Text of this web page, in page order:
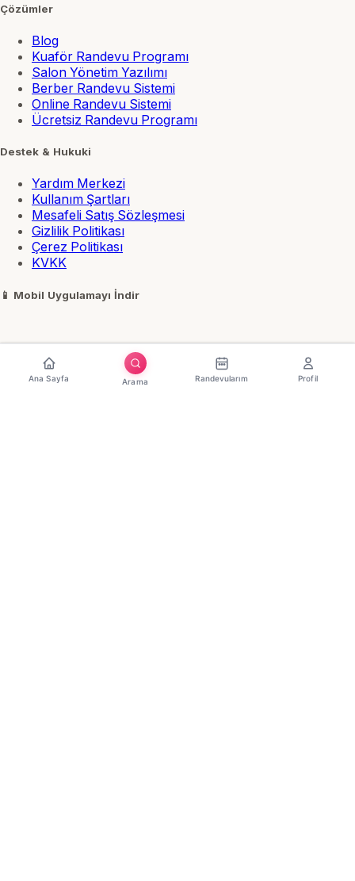
Çözümler
Blog
Kuaför Randevu Programı
Salon Yönetim Yazılımı
Berber Randevu Sistemi
Online Randevu Sistemi
Ücretsiz Randevu Programı
Destek & Hukuki
Yardım Merkezi
Kullanım Şartları
Mesafeli Satış Sözleşmesi
Gizlilik Politikası
Çerez Politikası
KVKK
📱 Mobil Uygulamayı İndir
Ana Sayfa Arama Randevularım Profil